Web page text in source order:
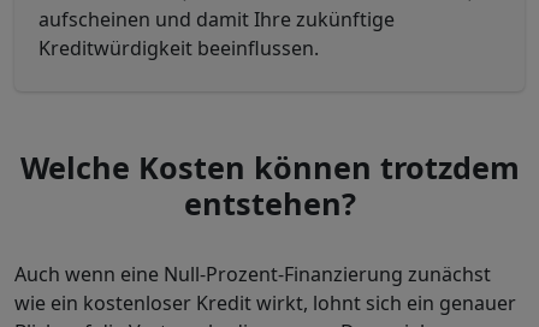
aufscheinen und damit Ihre zukünftige
Kreditwürdigkeit beeinflussen.
Welche Kosten können trotzdem
entstehen?
Auch wenn eine Null-Prozent-Finanzierung zunächst
wie ein kostenloser Kredit wirkt, lohnt sich ein genauer